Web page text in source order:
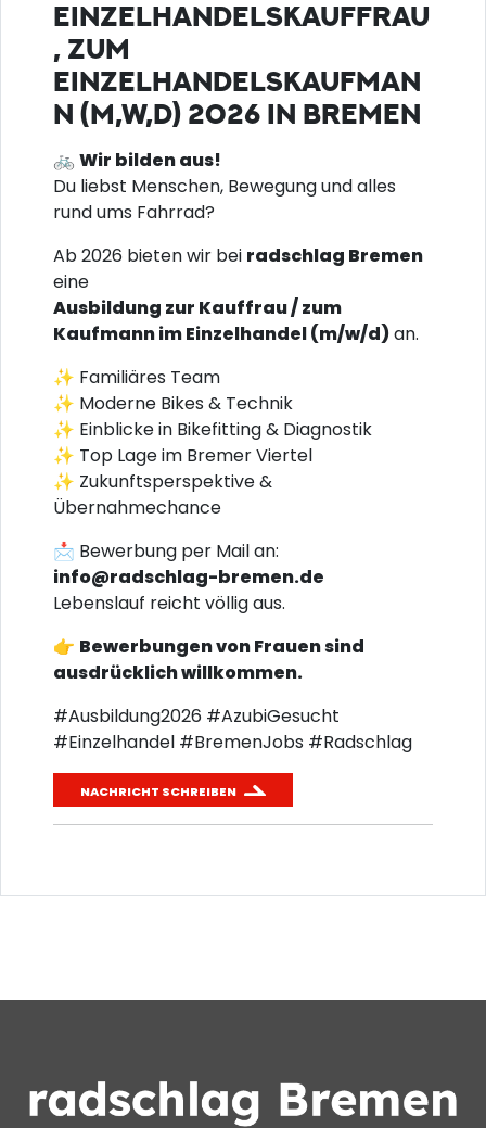
EINZELHANDELSKAUFFRAU
, ZUM
EINZELHANDELSKAUFMAN
N (M,W,D) 2026 IN BREMEN
🚲 Wir bilden aus!
Du liebst Menschen, Bewegung und alles
rund ums Fahrrad?
Ab 2026 bieten wir bei radschlag Bremen
eine
Ausbildung zur Kauffrau / zum
Kaufmann im Einzelhandel (m/w/d)an.
✨ Familiäres Team
✨ Moderne Bikes & Technik
✨ Einblicke in Bikefitting & Diagnostik
✨ Top Lage im Bremer Viertel
✨ Zukunftsperspektive &
Übernahmechance
📩 Bewerbung per Mail an:
info@radschlag-bremen.de
Lebenslauf reicht völlig aus.
👉 Bewerbungen von Frauen sind
ausdrücklich willkommen.
#Ausbildung2026 #AzubiGesucht
#Einzelhandel #BremenJobs #Radschlag
NACHRICHT SCHREIBEN